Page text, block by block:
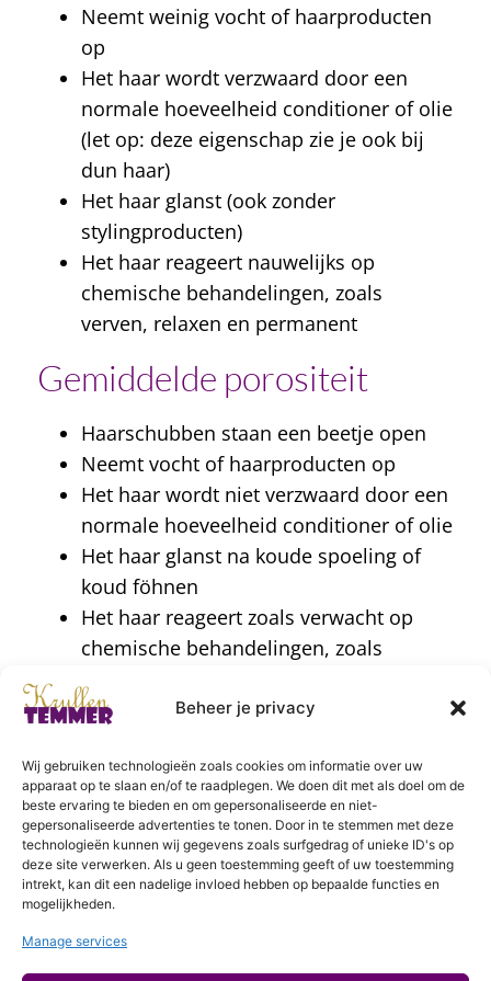
Beheer je privacy
Wij gebruiken technologieën zoals cookies om informatie over uw
apparaat op te slaan en/of te raadplegen. We doen dit met als doel om de
beste ervaring te bieden en om gepersonaliseerde en niet-
gepersonaliseerde advertenties te tonen. Door in te stemmen met deze
technologieën kunnen wij gegevens zoals surfgedrag of unieke ID's op
deze site verwerken. Als u geen toestemming geeft of uw toestemming
intrekt, kan dit een nadelige invloed hebben op bepaalde functies en
mogelijkheden.
Manage services
Neemt weinig vocht of haarproducten
op
Het haar wordt verzwaard door een
normale hoeveelheid conditioner of olie
(let op: deze eigenschap zie je ook bij
dun haar)
Het haar glanst (ook zonder
stylingproducten)
Het haar reageert nauwelijks op
chemische behandelingen, zoals
verven, relaxen en permanent
Gemiddelde porositeit
Haarschubben staan een beetje open
Neemt vocht of haarproducten op
Het haar wordt niet verzwaard door een
normale hoeveelheid conditioner of olie
Het haar glanst na koude spoeling of
koud föhnen
Het haar reageert zoals verwacht op
chemische behandelingen, zoals
Hoge porositeit
Haarschubben staan ver open
Neemt snel vocht of haarproducten op
en verliest deze ook snel
Het haar wordt erg zwak en breekbaar
door chemische behandelingen, zoals
verven, relaxen en permanent (geverfd
haar verliest weer snel zijn kleur)